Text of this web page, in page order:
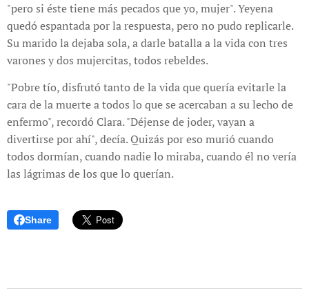
"pero si éste tiene más pecados que yo, mujer". Yeyena
quedó espantada por la respuesta, pero no pudo replicarle.
Su marido la dejaba sola, a darle batalla a la vida con tres
varones y dos mujercitas, todos rebeldes.
"Pobre tío, disfrutó tanto de la vida que quería evitarle la
cara de la muerte a todos lo que se acercaban a su lecho de
enfermo", recordó Clara. "Déjense de joder, vayan a
divertirse por ahí", decía. Quizás por eso murió cuando
todos dormían, cuando nadie lo miraba, cuando él no vería
las lágrimas de los que lo querían.
Share